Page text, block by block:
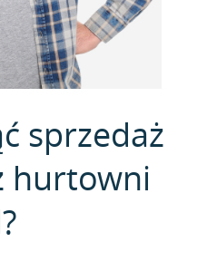
sprzedaż
hurtowni